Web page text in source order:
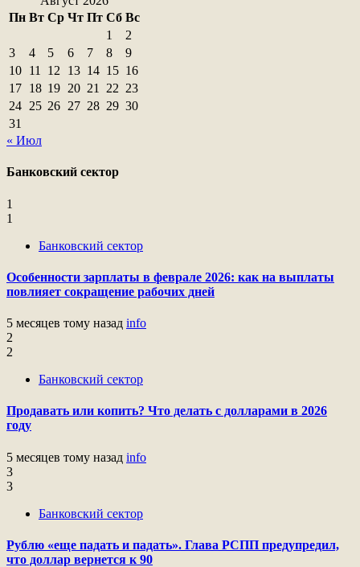
Пн Вт Ср Чт Пт Сб Вс
1
2
3
4 5 6 7 8
9
10 11 12 13 14 15 16
17 18 19 20 21 22 23
24 25 26 27 28 29 30
31
« Июл
Банковский сектор
1
1
Банковский сектор
Особенности зарплаты в феврале 2026: как на выплаты
повлияет сокращение рабочих дней
5 месяцев тому назад info
2
2
Банковский сектор
Продавать или копить? Что делать с долларами в 2026
году
5 месяцев тому назад info
3
3
Банковский сектор
Рублю «еще падать и падать». Глава РСПП предупредил,
что доллар вернется к 90